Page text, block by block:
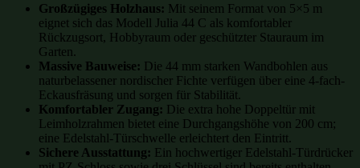
Großzügiges Holzhaus: Mit seinem Format von 5×5 m
eignet sich das Modell Julia 44 C als komfortabler
Rückzugsort, Hobbyraum oder geschützter Stauraum im
Garten.
Massive Bauweise: Die 44 mm starken Wandbohlen aus
naturbelassener nordischer Fichte verfügen über eine 4-fach-
Eckausfräsung und sorgen für Stabilität.
Komfortabler Zugang: Die extra hohe Doppeltür mit
Leimholzrahmen bietet eine Durchgangshöhe von 200 cm;
eine Edelstahl-Türschwelle erleichtert den Eintritt.
Sichere Ausstattung: Ein hochwertiger Edelstahl-Türdrücker